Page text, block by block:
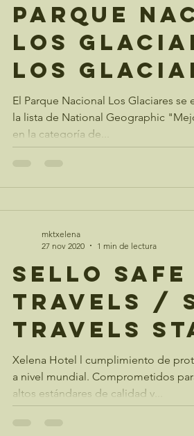
Parque
Los
Los
National
El Parque Nacional Los Glaciares
la lista de National Geographic
en la categoría de...
Sello Safe
Travels /
Travels
Xelena Hotel l cumplimiento de
a nivel mundial. Comprometidos
altos estándares de calidad y...
mktxelena
27 nov 2020
1 min de lectura